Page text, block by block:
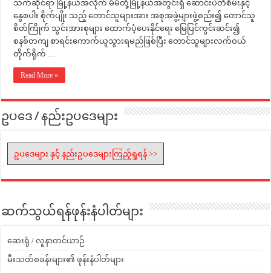
သက်ဆိုင်ရာ မြို့နယ်အလိုက် မိမိတို့မြို့နယ်အတွင်းရှိ ဆောင်းပဲတီစိမ်းနှင့်
နွေစပါး စိုက်ပျိုး သည့် တောင်သူများအား အစုအဖွဲ့များဖွဲ့စည်း၍ တောင်သူ
စိတ်ကြိုက် သွင်းအားစုများ ထောက်ပံ့ပေးနိုင်ရေး မြေပြင်ကွင်းဆင်း၍
စနစ်တကျ စာရင်းကောက်ယူသွားရမည်ဖြစ်ပြီး တောင်သူများလက်ဝယ်
တိုက်ရိုက် …
Read More »
ဥပဒေ / နည်းဥပဒေများ
ဥပဒေများ နှင့် နည်းဥပဒေများကြည့်ရှုရန် >>
ဆက်သွယ်ရန်ဖုန်းနံပါတ်များ
ဆေးရုံ / လူနာတင်ယာဉ်
မီးသတ်စခန်းများ၏ ဖုန်းနံပါတ်များ